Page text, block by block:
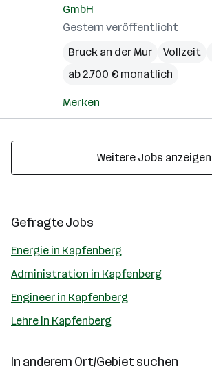
GmbH
Gestern veröffentlicht
Bruck an der Mur
Vollzeit
ab 2.700 € monatlich
Merken
Weitere Jobs anzeigen
Gefragte Jobs
Energie in Kapfenberg
Administration in Kapfenberg
Engineer in Kapfenberg
Lehre in Kapfenberg
In anderem Ort/Gebiet suchen